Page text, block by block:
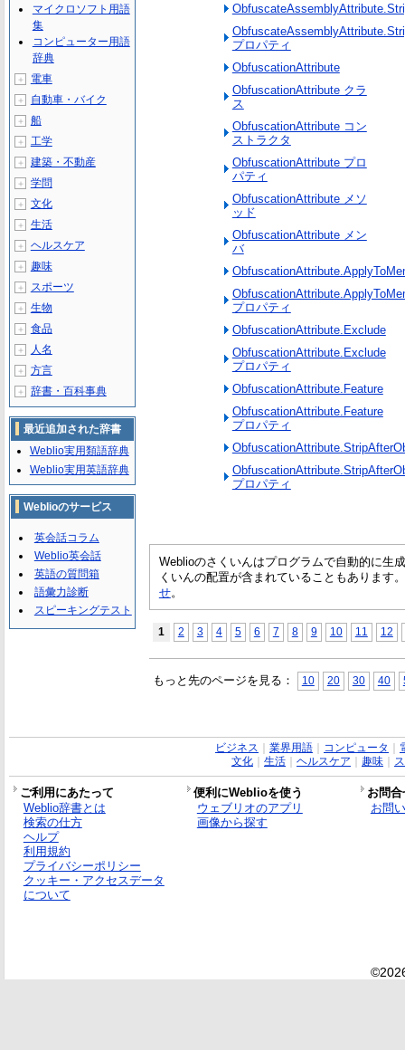
プロパティ
ObfuscationAttribute
ObfuscationAttribute クラ
ス
ObfuscationAttribute コン
ストラクタ
ObfuscationAttribute プロ
パティ
ObfuscationAttribute メソ
ッド
ObfuscationAttribute メン
バ
プロパティ
ObfuscationAttribute.Exclude
ObfuscationAttribute.Exclude
プロパティ
ObfuscationAttribute.Feature
ObfuscationAttribute.Feature
プロパティ
プロパティ
Weblioのさくいんはプログラムで自動的に生
くいんの配置が含まれていることもあります
せ。
1 2 3 4 5 6 7 8 9 10 11 12
もっと先のページを見る： 10 20 30 40
マイクロソフト用語
集
コンピューター用語
辞典
＋ 電車
＋ 自動車・バイク
＋ 船
＋ 工学
＋ 建築・不動産
＋ 学問
＋ 文化
＋ 生活
＋ ヘルスケア
＋ 趣味
＋ スポーツ
＋ 生物
＋ 食品
＋ 人名
＋ 方言
＋ 辞書・百科事典
最近追加された辞書
Weblio実用類語辞典
Weblio実用英語辞典
Weblioのサービス
英会話コラム
Weblio英会話
英語の質問箱
語彙力診断
スピーキングテスト
ビジネス 業界用語｜ コンピュータ
文化｜ 生活｜ ヘルスケア 趣味｜
ご利用にあたって 便利にWeblioを使う
お問
Weblio辞書とは
検索の仕方
ヘルプ
利用規約
プライバシーポリシー
クッキー・アクセスデータ
について
ウェブリオのアプリ
画像から探す
お問